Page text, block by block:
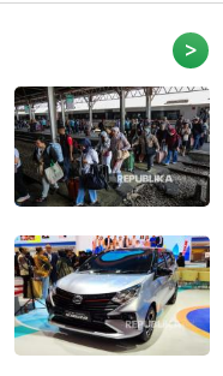
>